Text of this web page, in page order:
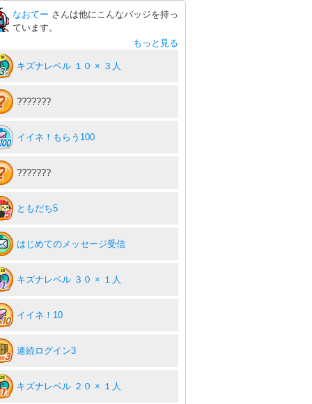
なおてー さんは他にこんなバッジを持っ
ています。
もっと見る
キズナレベル １０ × ３人
???????
イイネ！もらう100
???????
ともだち5
はじめてのメッセージ受信
キズナレベル ３０ × １人
イイネ！10
連続ログイン3
キズナレベル ２０ × １人